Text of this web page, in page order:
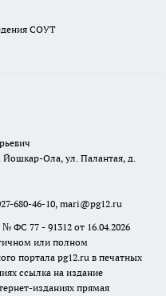
СОУТ
Йошкар-Ола, ул. Палантая, д.
680-46-10, mari@pg12.ru
ФС 77 - 91312 от 16.04.2026
или полном
портала pg12.ru в печатных
ссылка на издание
изданиях прямая